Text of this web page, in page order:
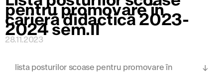
pentru promovare în
carieră didactică 2023-
2024 sem.II
28.11.2023
lista posturilor scoase pentru promovare în